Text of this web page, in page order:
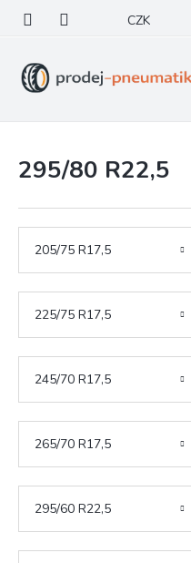
obsah
CZK
295/80 R22,5
205/75 R17,5
225/75 R17,5
245/70 R17,5
265/70 R17,5
295/60 R22,5